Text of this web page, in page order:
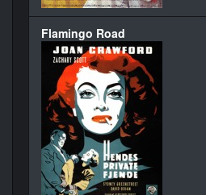
Flamingo Road